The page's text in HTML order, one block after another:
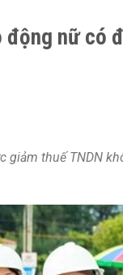
nữ có
thuế TNDN